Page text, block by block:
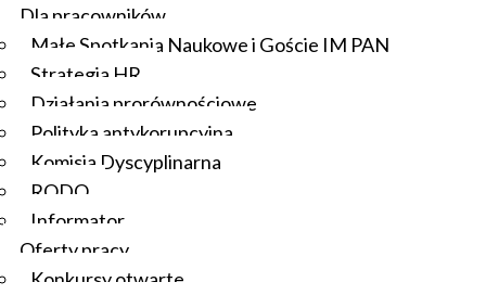
Dla pracowników
Małe Spotkania Naukowe i Goście IM PAN
Strategia HR
Działania prorównościowe
Polityka antykorupcyjna
Komisja Dyscyplinarna
RODO
Informator
Oferty pracy
Konkursy otwarte